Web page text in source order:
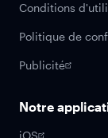
Conditions
Politique de
Publicité
Notre